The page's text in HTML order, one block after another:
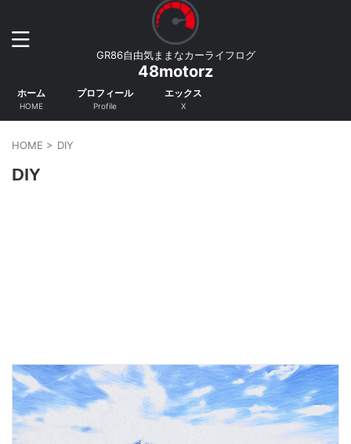
GR86自由気ままなカーライフログ
48motorz
ホーム
HOME
プロフィール
Profile
エックス
X
HOME > DIY
DIY